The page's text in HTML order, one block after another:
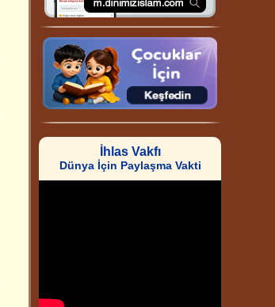
İhlas Vakfı
Dünya İçin Paylaşma Vakti